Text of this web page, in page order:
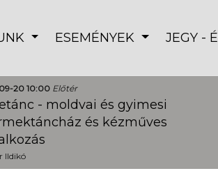
ESEMÉNYEK JEGY -
20 10:00 Előtér
- moldvai és gyimesi
és kézműves
Ildikó